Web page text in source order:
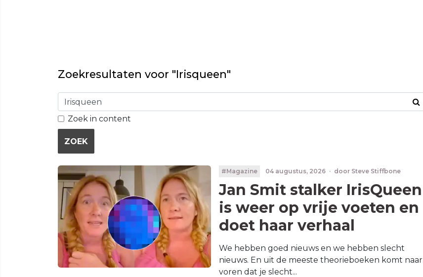
Zoekresultaten voor "Irisqueen"
Zoek in content
ZOEK
#Magazine 04 augustus, 2026 · door Steve Stiffbone
Jan Smit stalker IrisQueen
is weer op vrije voeten en
doet haar verhaal
We hebben goed nieuws en we hebben slecht
nieuws. En uit de meeste theorieboeken komt naar
voren dat je slecht...